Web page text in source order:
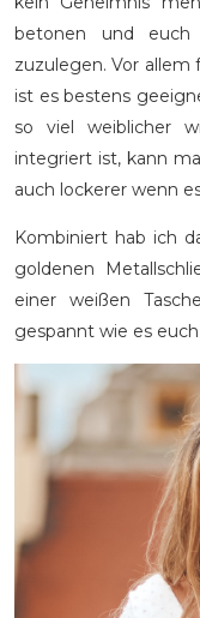
betonen und euch
zuzulegen. Vor allem
ist es bestens
so viel weiblicher
integriert ist, kann
auch lockerer wenn
Kombiniert hab ich
goldenen
einer weißen
gespannt wie es